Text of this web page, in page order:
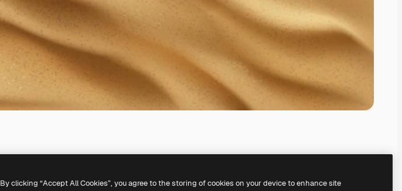
By clicking “Accept All Cookies”, you agree to the storing of cookies on your device to enhance site